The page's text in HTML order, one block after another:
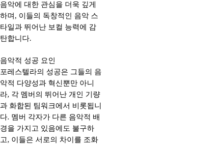
음악에 대한 관심을 더욱 깊게
하며, 이들의 독창적인 음악 스
타일과 뛰어난 보컬 능력에 감
탄합니다.
음악적 성공 요인
포레스텔라의 성공은 그들의 음
악적 다양성과 혁신뿐만 아니
라, 각 멤버의 뛰어난 개인 기량
과 화합된 팀워크에서 비롯됩니
다. 멤버 각자가 다른 음악적 배
경을 가지고 있음에도 불구하
고, 이들은 서로의 차이를 조화